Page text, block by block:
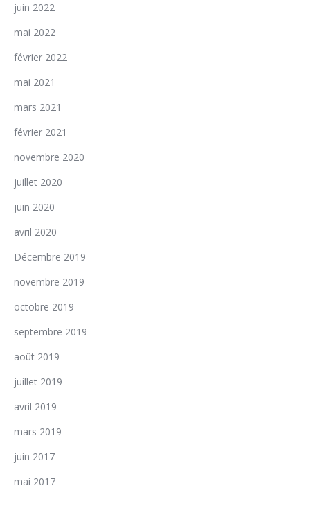
juin 2022
mai 2022
février 2022
mai 2021
mars 2021
février 2021
novembre 2020
juillet 2020
juin 2020
avril 2020
Décembre 2019
novembre 2019
octobre 2019
septembre 2019
août 2019
juillet 2019
avril 2019
mars 2019
juin 2017
mai 2017